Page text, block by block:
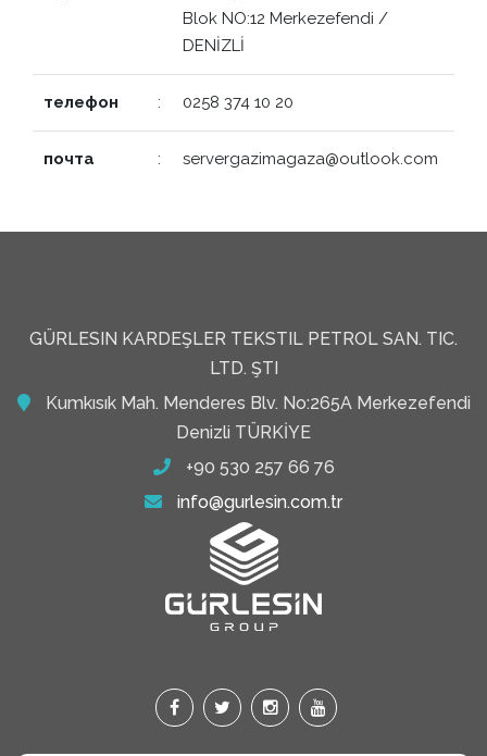
Blok NO:12 Merkezefendi /
DENİZLİ
телефон : 0258 374 10 20
почта : servergazimagaza@outlook.com
GÜRLESIN KARDEŞLER TEKSTIL PETROL SAN. TIC.
LTD. ŞTI
Kumkısık Mah. Menderes Blv. No:265A Merkezefendi
Denizli TÜRKİYE
+90 530 257 66 76
info@gurlesin.com.tr